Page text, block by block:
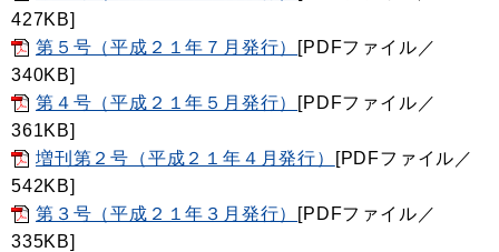
427KB]
第５号（平成２１年７月発行）
[PDFファイル／
340KB]
第４号（平成２１年５月発行）
[PDFファイル／
361KB]
増刊第２号（平成２１年４月発行）
[PDFファイル／
542KB]
第３号（平成２１年３月発行）
[PDFファイル／
335KB]